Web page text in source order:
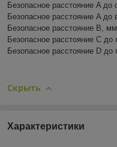
Безопасное расстояние A
Безопасное расстояние A
Безопасное расстояние B,
Безопасное расстояние C
Безопасное расстояние D
Скрыть
Характеристики